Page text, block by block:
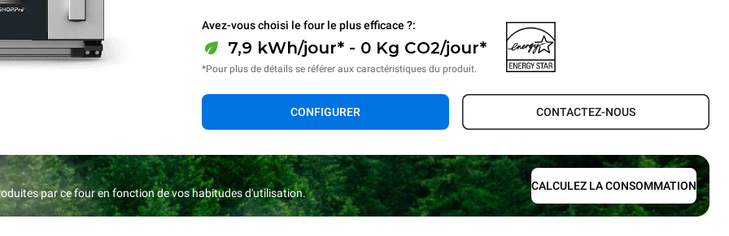
Avez-vous choisi le four le plus efficace ?:
7,9 kWh/jour* - 0 Kg CO2/jour*
*Pour plus de détails se référer aux caractéristiques du produit.
CONFIGURER CONTACTEZ-NOUS
par ce four en fonction de vos habitudes d'utilisation.
CALCULEZ LA CONSOMMATION